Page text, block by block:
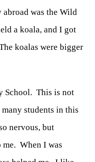
abroad was the Wild
a koala, and I got
koalas were bigger
School. This is not
students in this
nervous, but
me. When I was